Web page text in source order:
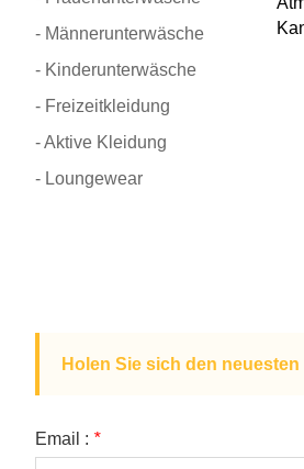
- Männerunterwäsche
- Kinderunterwäsche
- Freizeitkleidung
- Aktive Kleidung
- Loungewear
Holen Sie sich den
Email : *